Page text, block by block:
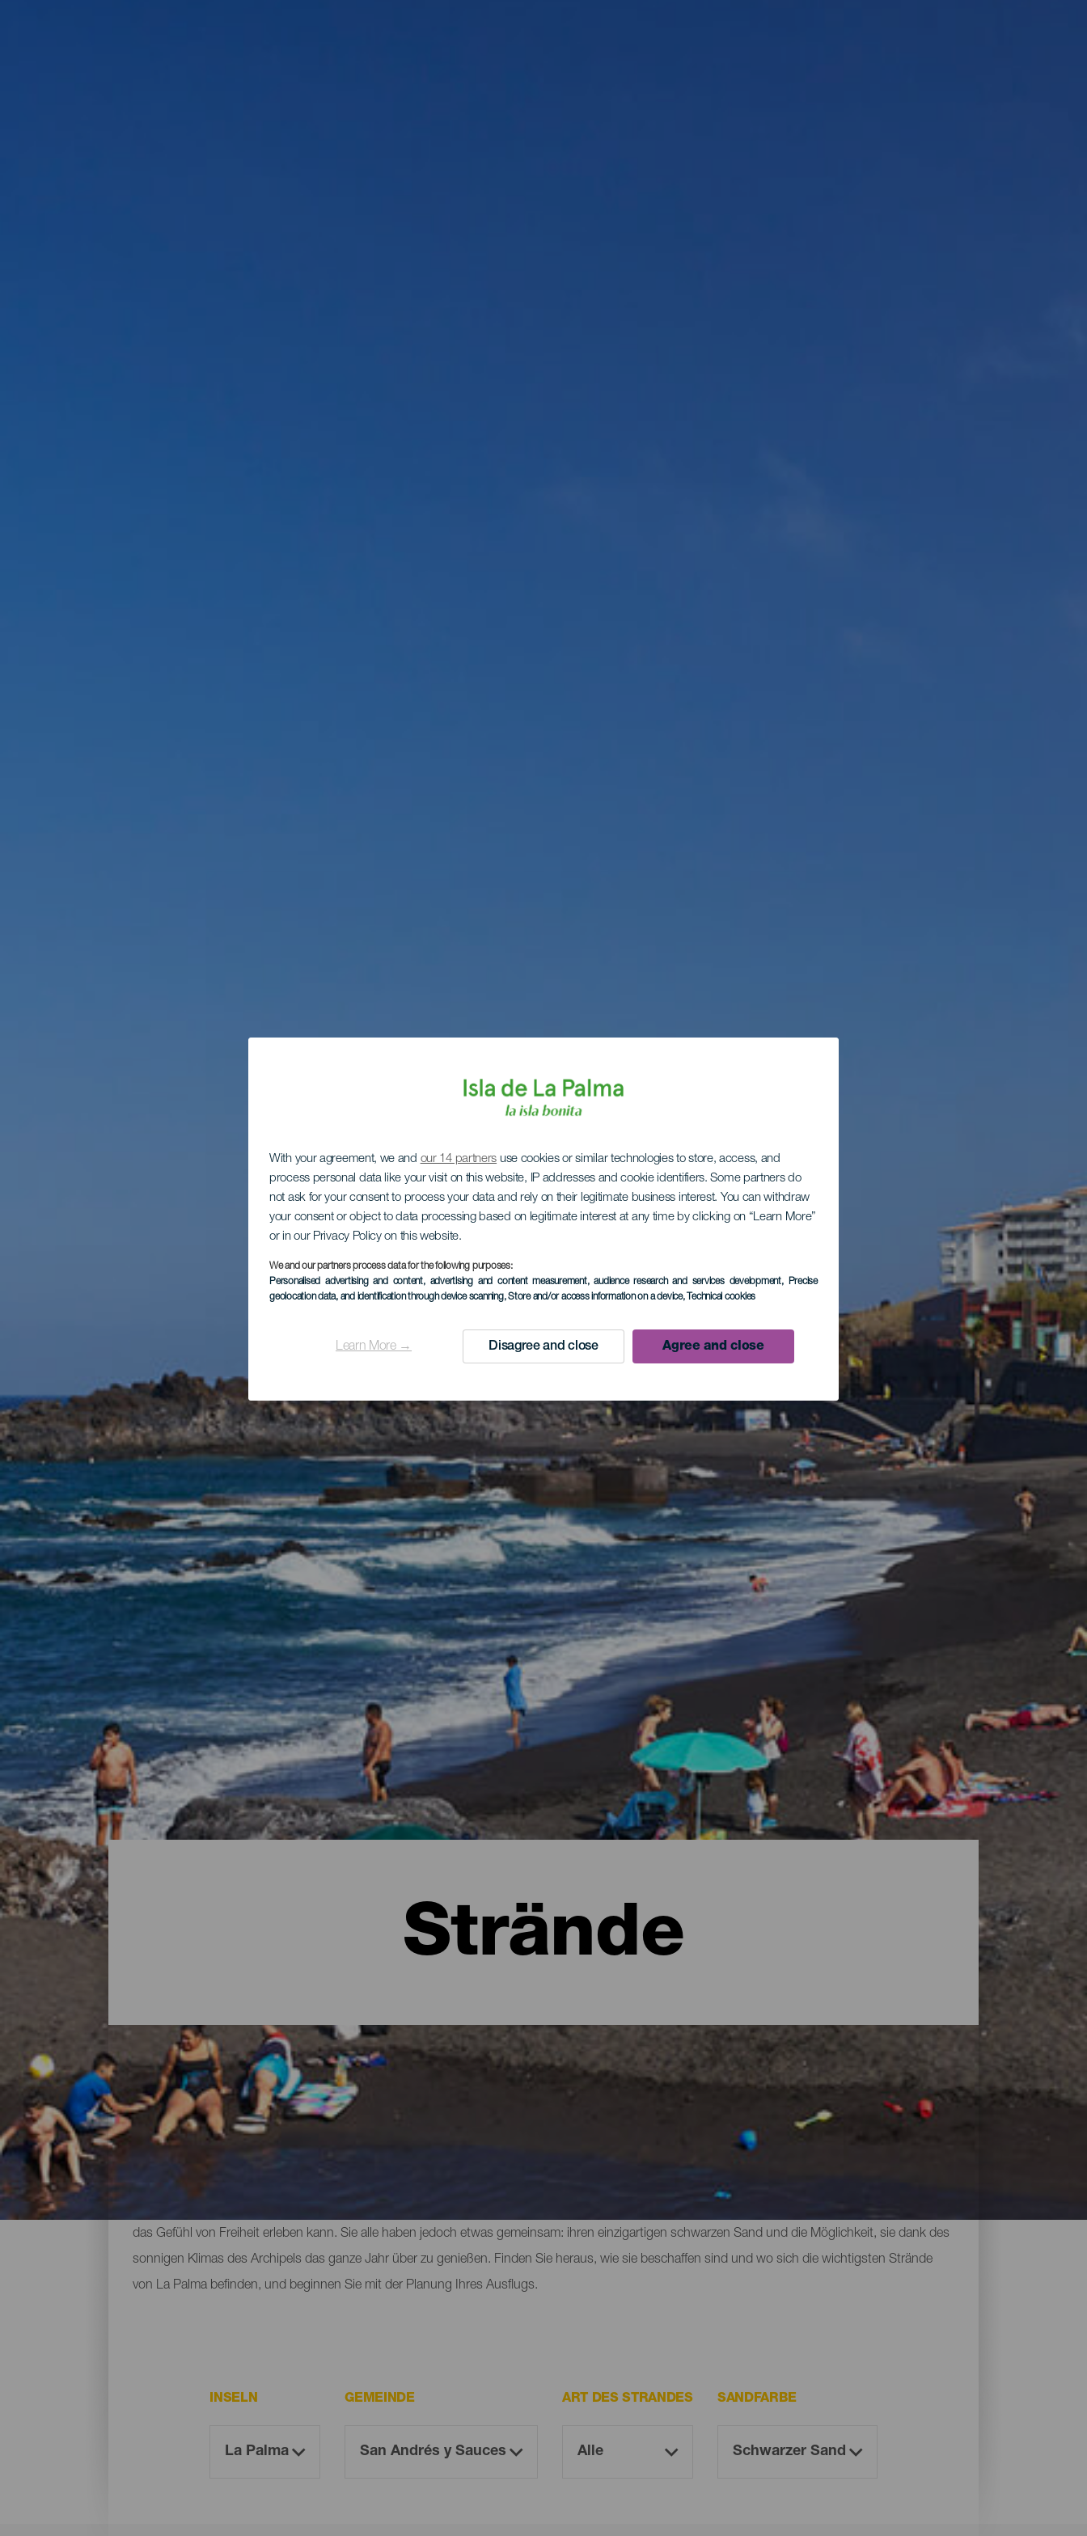
With your agreement, we and our 14 partners use cookies or similar technologies to store, access, and
process personal data like your visit on this website, IP addresses and cookie identifiers. Some partners do
not ask for your consent to process your data and rely on their legitimate business interest. You can withdraw
your consent or object to data processing based on legitimate interest at any time by clicking on “Learn More”
or in our Privacy Policy on this website.
We and our partners process data for the following purposes:
Personalised advertising and content, advertising and content measurement, audience research and services development, Precise
geolocation data, and identification through device scanning, Store and/or access information on a device, Technical cookies
Learn More → Disagree and close Agree and close
Strände
Alle Strände von La Palma
Wenn man an La Palma denkt, stellt man sich normalerweise üppige Wälder in allen Grüntönen und zerklüftete Landschaften vor, die von Vulkanen
das Gefühl von Freiheit erleben kann. Sie alle haben jedoch etwas gemeinsam: ihren einzigartigen schwarzen Sand und die Möglichkeit, sie dank des
sonnigen Klimas des Archipels das ganze Jahr über zu genießen. Finden Sie heraus, wie sie beschaffen sind und wo sich die wichtigsten Strände
von La Palma befinden, und beginnen Sie mit der Planung Ihres Ausflugs.
INSELN GEMEINDE ART DES STRANDES SANDFARBE